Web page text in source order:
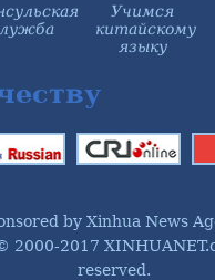
Учимся
китайскому
языку
by Xinhua News
2000-2017
reserved.